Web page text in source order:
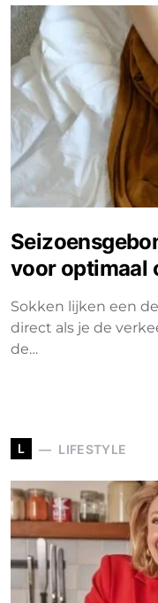
voor optimaal
Sokken lijken een
direct als je de
de…
L LIFESTYLE